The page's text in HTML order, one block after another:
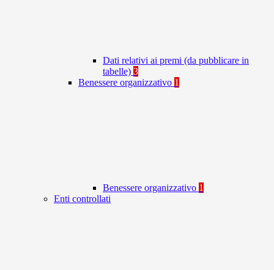
Dati relativi ai premi (da pubblicare in
tabelle) 3
Benessere organizzativo 1
Benessere organizzativo 1
Enti controllati